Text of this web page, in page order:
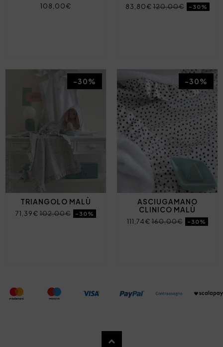
108,00€ 83,80€120,00€ -30%
TRIANGOLO MALÙ
71,39€ 102,00€ -30%
-30%
ASCIUGAMANO
CLINICO MALÙ
111,74€160,00€ -30%
-30%